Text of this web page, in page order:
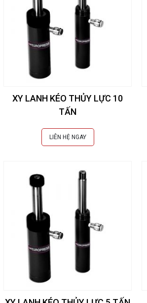
XY LANH KÉO THỦY LỰC 10
TẤN
LIÊN HỆ NGAY